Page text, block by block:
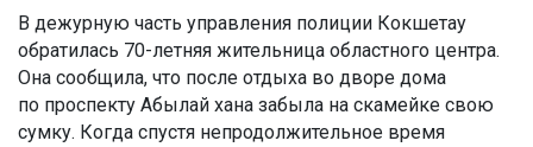
В дежурную часть управления полиции Кокшетау
обратилась 70-летняя жительница областного центра.
Она сообщила, что после отдыха во дворе дома
по проспекту Абылай хана забыла на скамейке свою
сумку. Когда спустя непродолжительное время